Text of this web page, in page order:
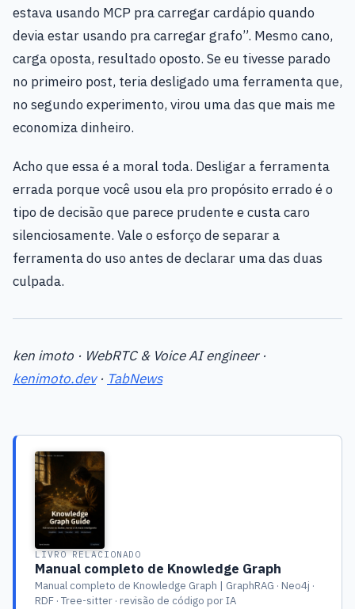
estava usando MCP pra carregar cardápio quando
devia estar usando pra carregar grafo”. Mesmo cano,
carga oposta, resultado oposto. Se eu tivesse parado
no primeiro post, teria desligado uma ferramenta que,
no segundo experimento, virou uma das que mais me
economiza dinheiro.
Acho que essa é a moral toda. Desligar a ferramenta
errada porque você usou ela pro propósito errado é o
tipo de decisão que parece prudente e custa caro
silenciosamente. Vale o esforço de separar a
ferramenta do uso antes de declarar uma das duas
culpada.
ken imoto · WebRTC & Voice AI engineer ·
kenimoto.dev· TabNews
LIVRO RELACIONADO
Manual completo de Knowledge Graph
Manual completo de Knowledge Graph | GraphRAG · Neo4j ·
RDF · Tree-sitter · revisão de código por IA